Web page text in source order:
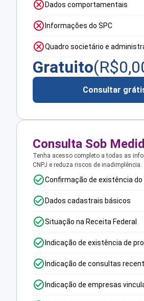
Dados comportamentais
Informações do SPC
Quadro societário e
Gratuito(R$
Consultar
Consulta Sob
Tenha acesso completo a todas as
CNPJ e reduza riscos de inadimplência.
Confirmação de existência do
Dados cadastrais básicos
Situação na Receita Federal
Indicação de existência de
Indicação de consultas
Indicação de empresas